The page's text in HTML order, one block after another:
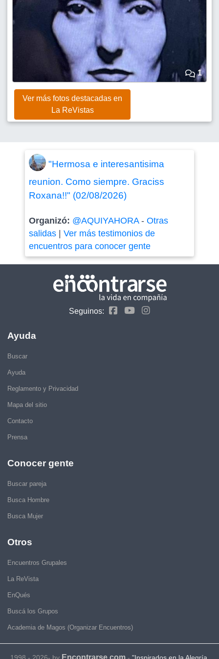
1
Ver más fotos destacadas en
La ReVistas
"Hermosa e interesantisima
reunion. Como siempre. Graciss
Roxana!!" (02/08/2026)
Organizó: @AQUIYAHORA- Otras
salidas| Ver más testimonios de
encuentros para conocer gente
Seguinos:
Ayuda
Buscar
Ayuda
Reglamento y Privacidad
Mapa del sitio
Contacto
Prensa
Conocer gente
Buscar pareja
Busca Hombre
Busca Mujer
Otros
Encuentros Grupales
La ReVista
EnQués
Buscá los Grupos
Academia de Magos (Organizar Encuentros)
1998 - 2026- by Encontrarse.com- "Inspirados en la Alegría,